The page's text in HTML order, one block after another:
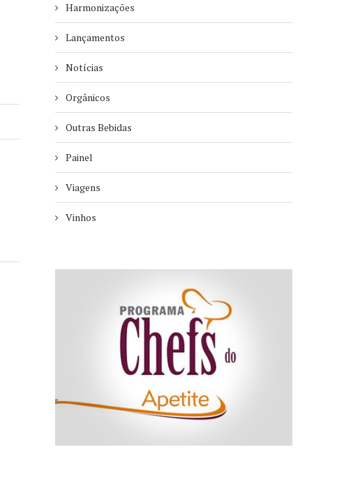
Harmonizações
Lançamentos
Notícias
Orgânicos
Outras Bebidas
Painel
Viagens
Vinhos